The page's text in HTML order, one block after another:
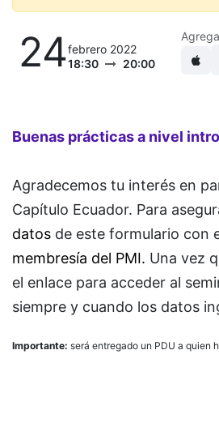
24febrero 2022
18:30
20:00
Buenas prácticas a nivel
Agradecemos tu interés en
Capítulo Ecuador. Para
datos de este formulario con
membresía del PMI. Una vez
el enlace para acceder al
siempre y cuando los datos
Importante: será entregado un PDU a quien